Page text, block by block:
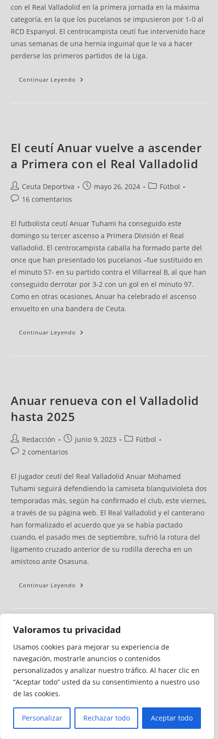
Valoramos tu privacidad
Usamos cookies para mejorar su experiencia de
navegación, mostrarle anuncios o contenidos
personalizados y analizar nuestro tráfico. Al hacer clic en
“Aceptar todo” usted da su consentimiento a nuestro uso
de las cookies.
Personalizar Rechazar todo Aceptar todo
con el Real Valladolid en la primera jornada en la máxima
categoría, en la que los pucelanos se impusieron por 1-0 al
RCD Espanyol. El centrocampista ceutí fue intervenido hace
unas semanas de una hernia inguinal que le va a hacer
perderse los primeros partidos de la Liga.
Continuar Leyendo
El ceutí Anuar vuelve a ascender
a Primera con el Real Valladolid
Ceuta Deportiva mayo 26, 2024
Fútbol
16 comentarios
El futbolista ceutí Anuar Tuhami ha conseguido este
domingo su tercer ascenso a Primera División el Real
Valladolid. El centrocampista caballa ha formado parte del
once que han presentado los pucelanos –fue sustituido en
el minuto 57- en su partido contra el Villarreal B, al que han
conseguido derrotar por 3-2 con un gol en el minuto 97.
Como en otras ocasiones, Anuar ha celebrado el ascenso
envuelto en una bandera de Ceuta.
Continuar Leyendo
Anuar renueva con el Valladolid
hasta 2025
Redacción junio 9, 2023
Fútbol
2 comentarios
El jugador ceutí del Real Valladolid Anuar Mohamed
Tuhami seguirá defendiendo la camiseta blanquivioleta dos
temporadas más, según ha confirmado el club, este viernes,
a través de su página web. El Real Valladolid y el canterano
han formalizado el acuerdo que ya se había pactado
cuando, el pasado mes de septiembre, sufrió la rotura del
ligamento cruzado anterior de su rodilla derecha en un
amistoso ante Osasuna.
Continuar Leyendo
Ceuta se queda sin presencia en
Primera tras el descenso del
Valladolid de Anuar
Ceuta Deportiva junio 5, 2023
Fútbol
10 comentarios